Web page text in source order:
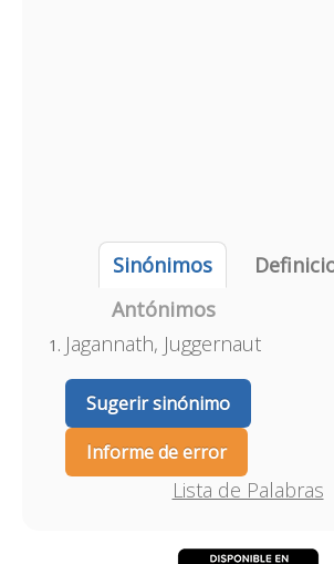
Sinónimos
Antónimos
Jagannath, Juggernaut
Sugerir sinónimo
Informe de error
Lista de Palabras